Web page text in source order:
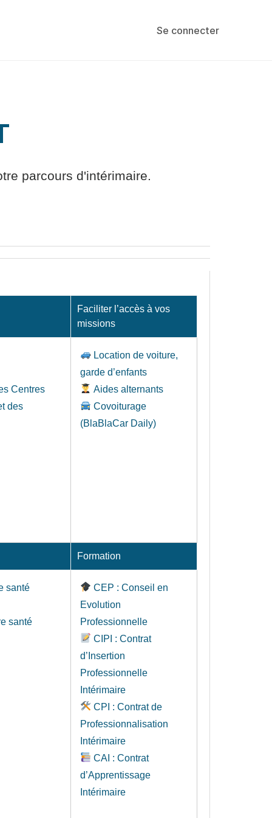
Se connecter
parcours d'intérimaire.
Faciliter l’accès à vos
missions
Centres
des
Location de voiture,
garde d’enfants
Aides alternants
Covoiturage
(BlaBlaCar Daily)
Formation
santé
santé
CEP : Conseil en
Evolution
Professionnelle
CIPI : Contrat
d’Insertion
Professionnelle
Intérimaire
CPI : Contrat de
Professionnalisation
Intérimaire
CAI : Contrat
d’Apprentissage
Intérimaire